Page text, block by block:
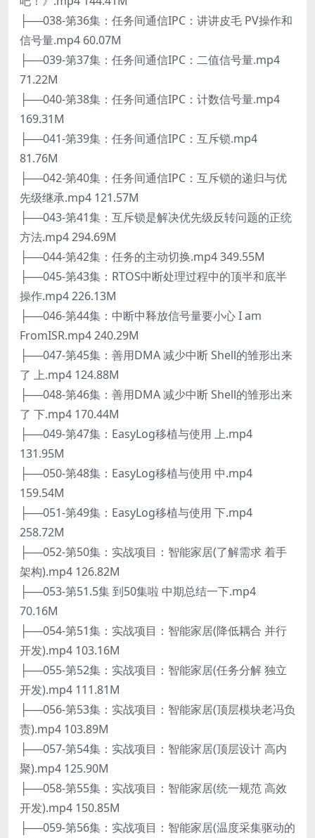
├──038-第36集：任务间通信IPC：讲讲皮毛 PV操作和
信号量.mp4 60.07M
├──039-第37集：任务间通信IPC：二值信号量.mp4
71.22M
├──040-第38集：任务间通信IPC：计数信号量.mp4
169.31M
├──041-第39集：任务间通信IPC：互斥锁.mp4
81.76M
├──042-第40集：任务间通信IPC：互斥锁的递归与优
先级继承.mp4 121.57M
├──043-第41集：互斥锁是解决优先级反转问题的正统
方法.mp4 294.69M
├──044-第42集：任务的主动切换.mp4 349.55M
├──045-第43集：RTOS中断处理过程中的顶半和底半
操作.mp4 226.13M
├──046-第44集：中断中释放信号量要小心 I am
FromISR.mp4 240.29M
├──047-第45集：善用DMA 减少中断 Shell的雏形出来
了 上.mp4 124.88M
├──048-第46集：善用DMA 减少中断 Shell的雏形出来
了 下.mp4 170.44M
├──049-第47集：EasyLog移植与使用 上.mp4
131.95M
├──050-第48集：EasyLog移植与使用 中.mp4
159.54M
├──051-第49集：EasyLog移植与使用 下.mp4
258.72M
├──052-第50集：实战项目：智能家居(了解需求 着手
架构).mp4 126.82M
├──053-第51.5集 到50集啦 中期总结一下.mp4
70.16M
├──054-第51集：实战项目：智能家居(降低耦合 并行
开发).mp4 103.16M
├──055-第52集：实战项目：智能家居(任务分解 独立
开发).mp4 111.81M
├──056-第53集：实战项目：智能家居(顶层模块老冯负
责).mp4 103.89M
├──057-第54集：实战项目：智能家居(顶层设计 高内
聚).mp4 125.90M
├──058-第55集：实战项目：智能家居(统一规范 高效
开发).mp4 150.85M
├──059-第56集：实战项目：智能家居(温度采集驱动的